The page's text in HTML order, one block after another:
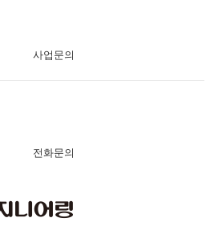
사업문의
전화문의